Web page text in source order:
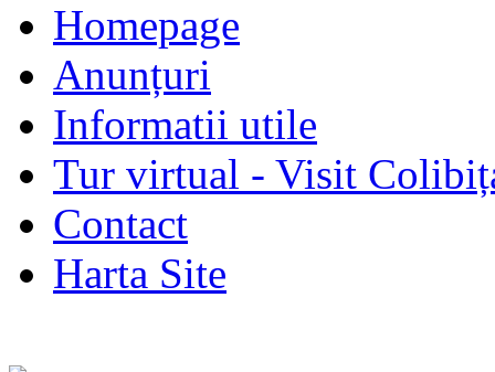
Homepage
Anunțuri
Informatii utile
Tur virtual - Visit
Contact
Harta Site